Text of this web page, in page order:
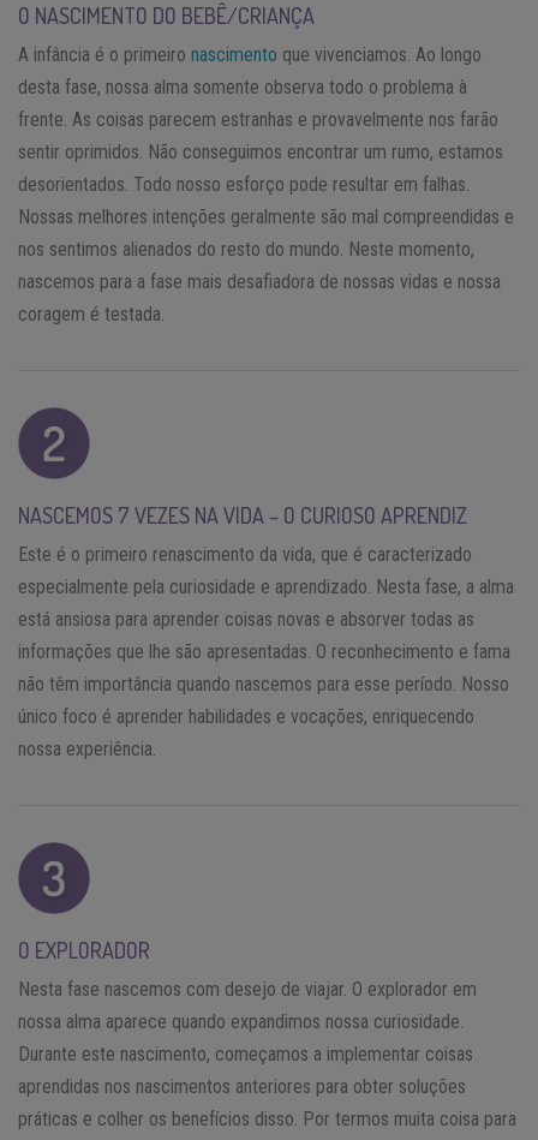
O NASCIMENTO DO BEBÊ/CRIANÇA
A infância é o primeiro nascimento que vivenciamos. Ao longo
desta fase, nossa alma somente observa todo o problema à
frente. As coisas parecem estranhas e provavelmente nos farão
sentir oprimidos. Não conseguimos encontrar um rumo, estamos
desorientados. Todo nosso esforço pode resultar em falhas.
Nossas melhores intenções geralmente são mal compreendidas e
nos sentimos alienados do resto do mundo. Neste momento,
nascemos para a fase mais desafiadora de nossas vidas e nossa
coragem é testada.
NASCEMOS 7 VEZES NA VIDA – O CURIOSO APRENDIZ
Este é o primeiro renascimento da vida, que é caracterizado
especialmente pela curiosidade e aprendizado. Nesta fase, a alma
está ansiosa para aprender coisas novas e absorver todas as
informações que lhe são apresentadas. O reconhecimento e fama
não têm importância quando nascemos para esse período. Nosso
único foco é aprender habilidades e vocações, enriquecendo
nossa experiência.
O EXPLORADOR
Nesta fase nascemos com desejo de viajar. O explorador em
nossa alma aparece quando expandimos nossa curiosidade.
Durante este nascimento, começamos a implementar coisas
aprendidas nos nascimentos anteriores para obter soluções
práticas e colher os benefícios disso. Por termos muita coisa para